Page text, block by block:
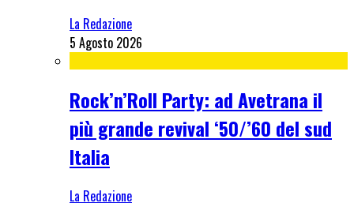
La Redazione
5 Agosto 2026
Rock’n’Roll Party: ad Avetrana il
più grande revival ‘50/’60 del sud
Italia
La Redazione